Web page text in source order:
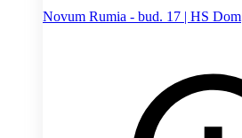
Novum Rumia - bud. 17 | HS Dom